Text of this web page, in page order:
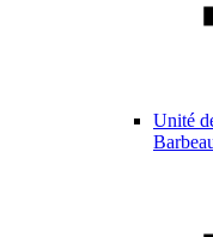
Unité